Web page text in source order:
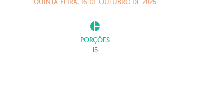
QUINTA-FEIRA, 16 DE OUTUBRO DE 2025
pie_chart
PORÇÕES
15